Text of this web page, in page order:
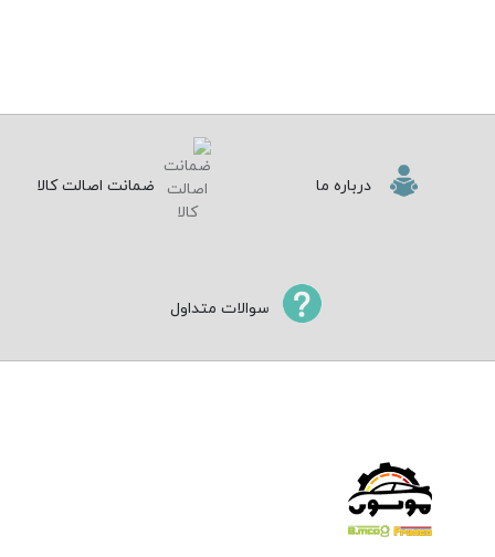
درباره ما ضمانت اصالت کالا
سوالات متداول